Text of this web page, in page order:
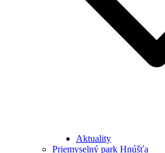
Aktuality
Priemyselný park Hnúšťa